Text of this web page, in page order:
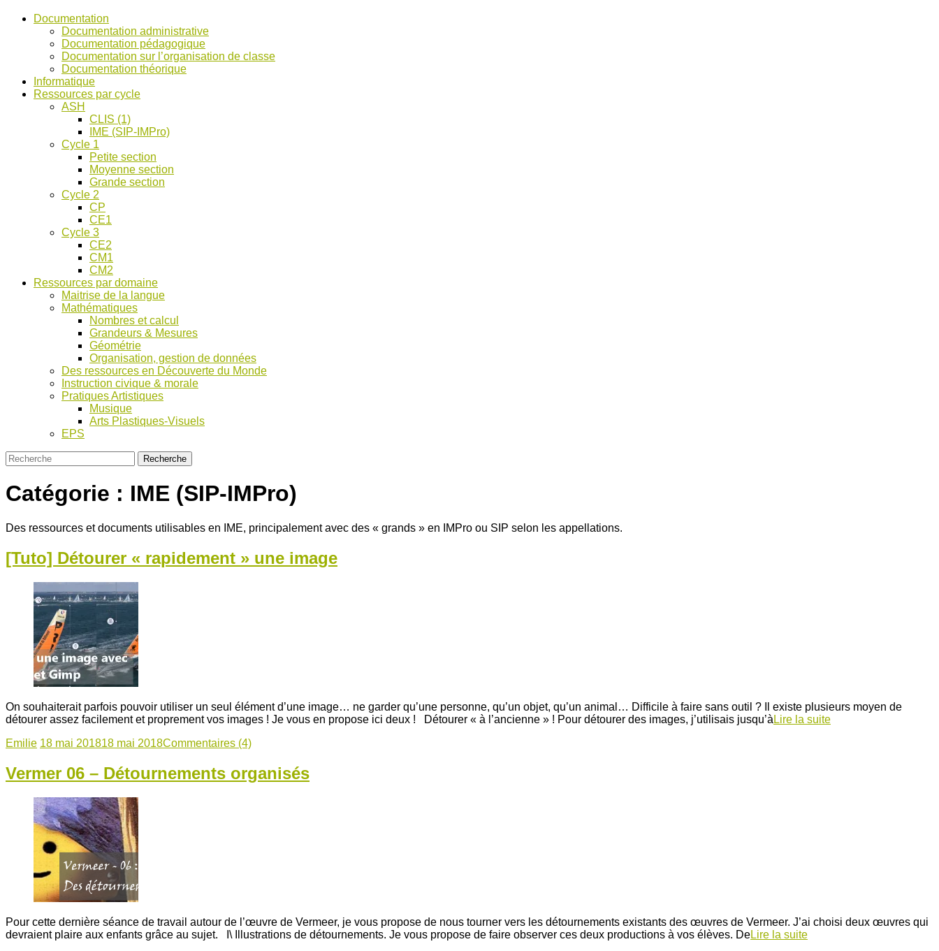
Bancs
d’Ecole
pour
discussions
Documentation
Documentation administrative
Documentation pédagogique
Documentation sur l’organisation de classe
Documentation théorique
Informatique
Ressources par cycle
ASH
CLIS (1)
IME (SIP-IMPro)
Cycle 1
Petite section
Moyenne section
Grande section
Cycle 2
CP
CE1
Cycle 3
CE2
CM1
CM2
Ressources par domaine
Maitrise de la langue
Mathématiques
Nombres et calcul
Grandeurs & Mesures
Géométrie
Organisation, gestion de données
Des ressources en Découverte du Monde
Instruction civique & morale
Pratiques Artistiques
Musique
Arts Plastiques-Visuels
EPS
Catégorie : IME (SIP-IMPro)
Des ressources et documents utilisables en IME, principalement avec des « grands » en IMPro ou SIP selon les appellations.
[Tuto] Détourer « rapidement » une image
On souhaiterait parfois pouvoir utiliser un seul élément d’une image… ne garder qu’une personne, qu’un objet, qu’un animal… Difficile à faire sans outil ? Il existe plusieurs moyen de
détourer assez facilement et proprement vos images ! Je vous en propose ici deux ! Détourer « à l’ancienne » ! Pour détourer des images, j’utilisais jusqu’à Lire la suite
Emilie 18 mai 201818 mai 2018Commentaires (4)
Vermer 06 – Détournements organisés
Pour cette dernière séance de travail autour de l’œuvre de Vermeer, je vous propose de nous tourner vers les détournements existants des œuvres de Vermeer. J’ai choisi deux œuvres qui
devraient plaire aux enfants grâce au sujet. I\ Illustrations de détournements. Je vous propose de faire observer ces deux productions à vos élèves. DeLire la suite